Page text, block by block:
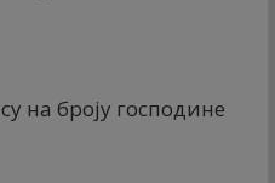
на броју господине